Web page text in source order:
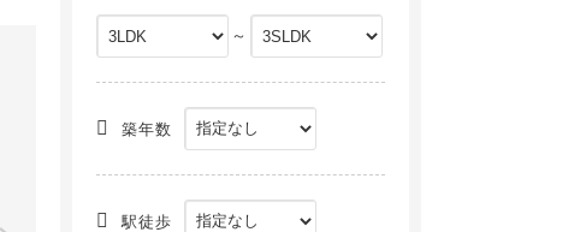
～
築年数
駅徒歩